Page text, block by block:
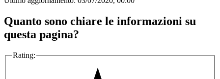
Quanto sono chiare le informazioni su
questa pagina?
Rating: